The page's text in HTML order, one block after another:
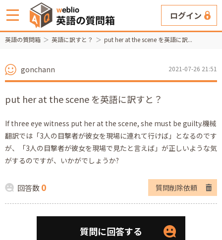
ログイン
英語の質問箱 英語に訳すと？ put her at the scene を英語に訳...
gonchann 2021-07-26 21:51
put her at the scene を英語に訳すと？
If three eye witness put her at the scene, she must be guilty.機械
翻訳では「3人の目撃者が彼女を現場に連れて行けば」となるのです
が、「3人の目撃者が彼女を現場で見たと言えば」が正しいような気
がするのですが、いかがでしょうか?
回答数0 質問削除依頼
質問に回答する